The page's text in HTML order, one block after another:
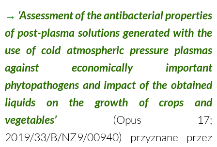
→ ‘Assessment of the antibacterial properties
of post-plasma solutions generated with the
use of cold atmospheric pressure plasmas
against economically important
phytopathogens and impact of the obtained
liquids on the growth of crops and
vegetables’ (Opus 17;
2019/33/B/NZ9/00940) przyznane przez